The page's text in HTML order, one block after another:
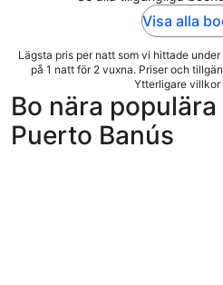
Visa alla
Lägsta pris per natt som vi hittade
på 1 natt för 2 vuxna. Priser och
Ytterligare villkor
Bo nära
Puerto Banús